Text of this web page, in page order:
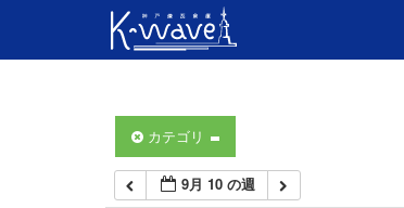
カテゴリ
9月 10 の週
06:00
07:00